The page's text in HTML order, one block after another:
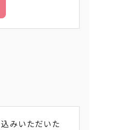
みいただいた